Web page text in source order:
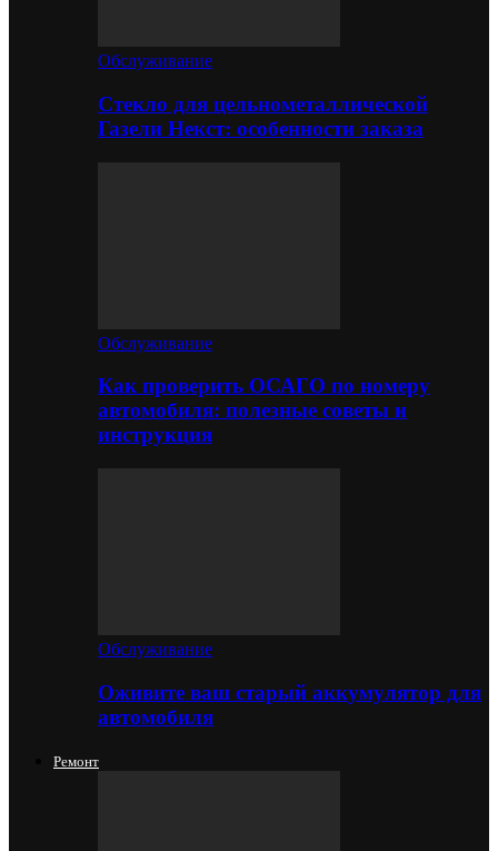
Обслуживание
Стекло для цельнометаллической
Газели Некст: особенности заказа
Обслуживание
Как проверить ОСАГО по номеру
автомобиля: полезные советы и
инструкция
Обслуживание
Оживите ваш старый аккумулятор для
автомобиля
Ремонт